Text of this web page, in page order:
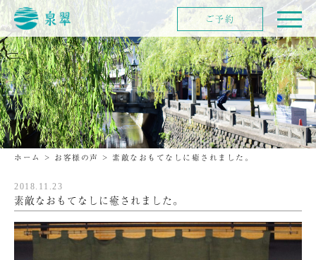
ホーム > お客様の声 > 素敵なおもてなしに癒されました。
2018.11.23
素敵なおもてなしに癒されました。
ご予約